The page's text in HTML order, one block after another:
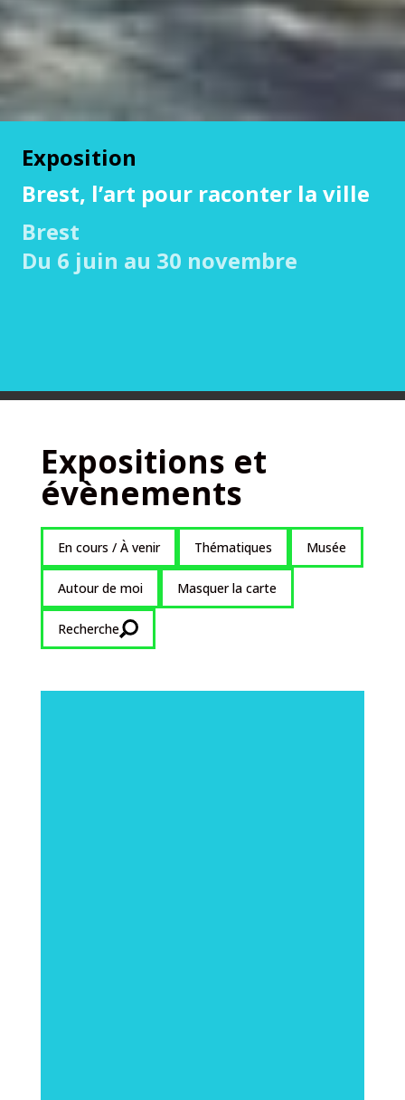
Exposition
Brest, l’art pour raconter la ville
Brest
Du 6 juin au 30 novembre
Expositions et
évènements
En cours / À venir Thématiques Musée
Autour de moi Masquer la carte
Recherche